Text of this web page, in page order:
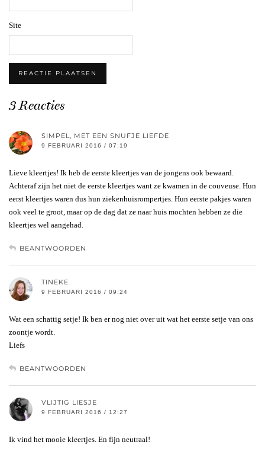
Site
3 Reacties
SIMPEL, MET EEN SNUFJE LIEFDE
9 FEBRUARI 2016 / 07:19
Lieve kleertjes! Ik heb de eerste kleertjes van de jongens ook bewaard.
Achteraf zijn het niet de eerste kleertjes want ze kwamen in de couveuse. Hun
eerst kleertjes waren dus hun ziekenhuisrompertjes. Hun eerste pakjes waren
ook veel te groot, maar op de dag dat ze naar huis mochten hebben ze die
kleertjes wel aangehad.
BEANTWOORDEN
TINEKE
9 FEBRUARI 2016 / 09:24
Wat een schattig setje! Ik ben er nog niet over uit wat het eerste setje van ons
zoontje wordt.
Liefs
BEANTWOORDEN
VLIJTIG LIESJE
9 FEBRUARI 2016 / 12:27
Ik vind het mooie kleertjes. En fijn neutraal!